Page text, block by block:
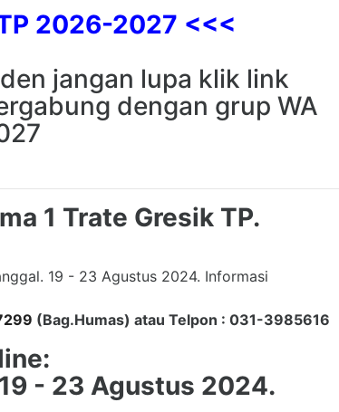
2026-2027 <<<
jangan lupa klik link
dengan grup WA
1 Trate Gresik TP.
19 - 23 Agustus 2024. Informasi
(Bag.Humas) atau Telpon : 031-3985616
- 23 Agustus 2024.